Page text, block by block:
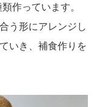
作っています。
う形にアレンジし
いき、補食作りを